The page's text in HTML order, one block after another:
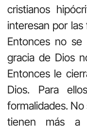
cristianos
interesan por las
Entonces no se
gracia de Dios
Entonces le
Dios. Para
formalidades.
tienen más